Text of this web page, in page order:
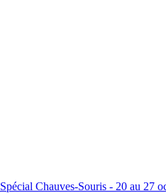
Chauves-Souris - 20 au 27